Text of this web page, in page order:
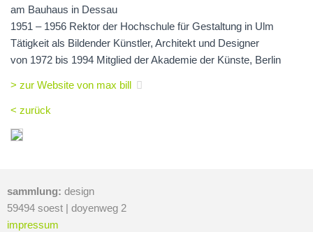
am Bauhaus in Dessau
1951 – 1956 Rektor der Hochschule für Gestaltung in Ulm
Tätigkeit als Bildender Künstler, Architekt und Designer
von 1972 bis 1994 Mitglied der Akademie der Künste, Berlin
> zur Website von max bill
< zurück
sammlung: design
59494 soest | doyenweg 2
impressum